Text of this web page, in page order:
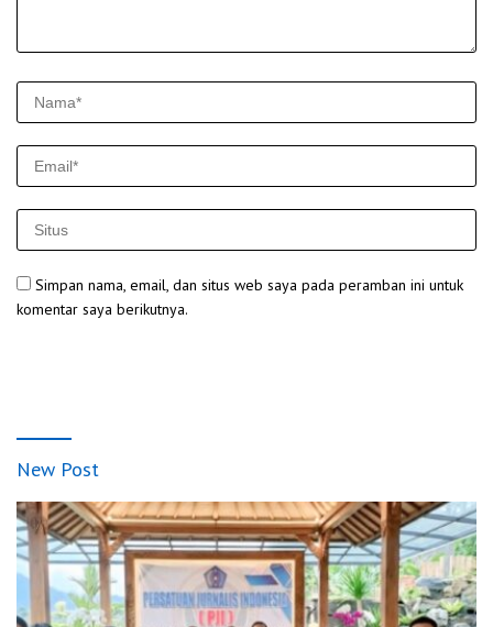
Simpan nama, email, dan situs web saya pada peramban ini untuk
komentar saya berikutnya.
New Post